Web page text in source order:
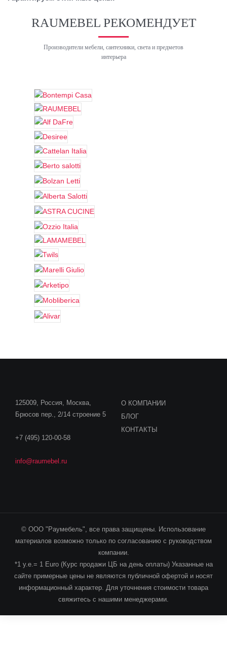
RAUMEBEL РЕКОМЕНДУЕТ
Производители мебели, сантехники, света и предметов
интерьера
125009, Россия, Москва,
Брюсов пер., 2/14 строение 5
+7 (495) 120-00-58
info@raumebel.ru
О КОМПАНИИ
БЛОГ
КОНТАКТЫ
© ООО "Раумебель", все права защищены. Использование
материалов возможно только по согласованию с руководством
компании.
*1 у.е.= 1 Euro (Курс продажи ЦБ на день оплаты) Указанные на
сайте примерные цены не являются публичной офертой и носят
информационный характер. Для уточнения стоимости товара
свяжитесь с нашими менеджерами.